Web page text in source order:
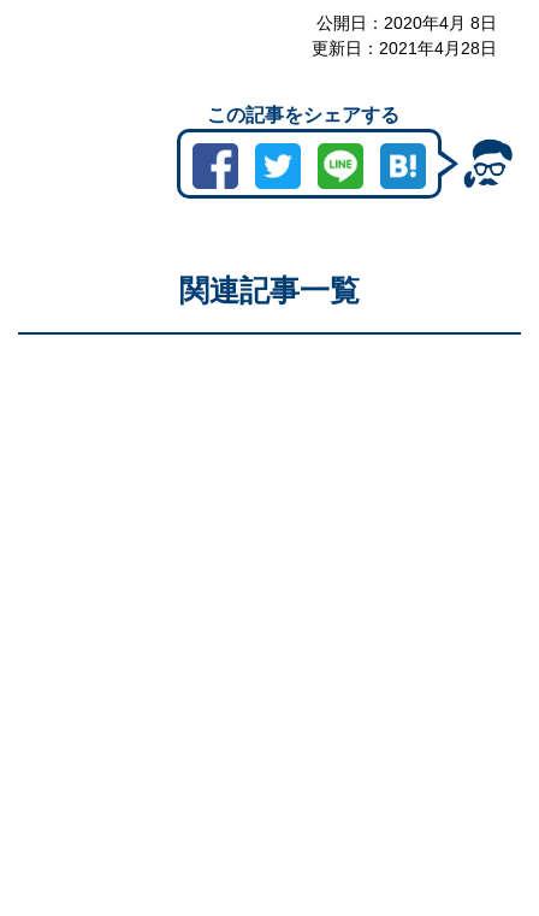
公開日： 2020年4月 8日
更新日： 2021年4月28日
この記事をシェアする
関連記事一覧